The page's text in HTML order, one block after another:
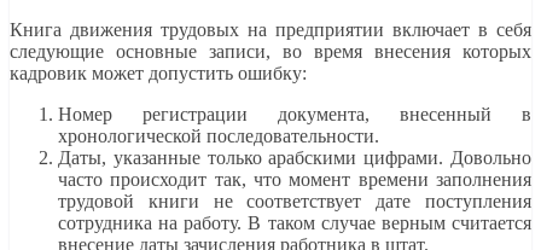
Книга движения трудовых на предприятии включает в себя
следующие основные записи, во время внесения которых
кадровик может допустить ошибку:
Номер регистрации документа, внесенный в
хронологической последовательности.
Даты, указанные только арабскими цифрами. Довольно
часто происходит так, что момент времени заполнения
трудовой книги не соответствует дате поступления
сотрудника на работу. В таком случае верным считается
внесение даты зачисления работника в штат.